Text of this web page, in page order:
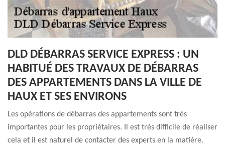
DLD DÉBARRAS SERVICE EXPRESS : UN
HABITUÉ DES TRAVAUX DE DÉBARRAS
DES APPARTEMENTS DANS LA VILLE DE
HAUX ET SES ENVIRONS
Les opérations de débarras des appartements sont très
importantes pour les propriétaires. Il est très difficile de réaliser
cela et il est naturel de contacter des experts en la matière.